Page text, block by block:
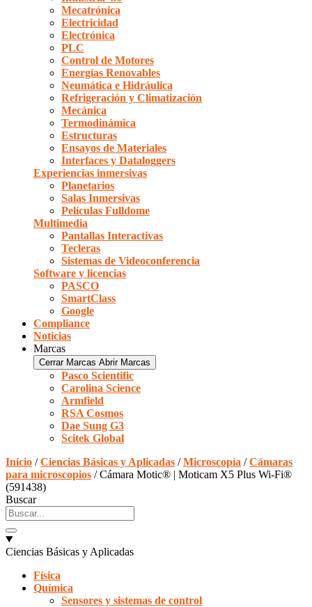
Mecatrónica
Electricidad
Electrónica
PLC
Control de Motores
Energías Renovables
Neumática e Hidráulica
Refrigeración y Climatización
Mecánica
Termodinámica
Estructuras
Ensayos de Materiales
Interfaces y Dataloggers
Experiencias inmersivas
Planetarios
Salas Inmersivas
Películas Fulldome
Multimedia
Pantallas Interactivas
Tecleras
Sistemas de Videoconferencia
Software y licencias
PASCO
SmartClass
Google
Compliance
Noticias
Marcas
Cerrar Marcas Abrir Marcas
Pasco Scientific
Carolina Science
Armfield
RSA Cosmos
Dae Sung G3
Scitek Global
Inicio /Ciencias Básicas y Aplicadas /Microscopía /Cámaras
para microscopios / Cámara Motic® | Moticam X5 Plus Wi-Fi®
(591438)
Buscar
Ciencias Básicas y Aplicadas
Física
Química
Sensores y sistemas de control